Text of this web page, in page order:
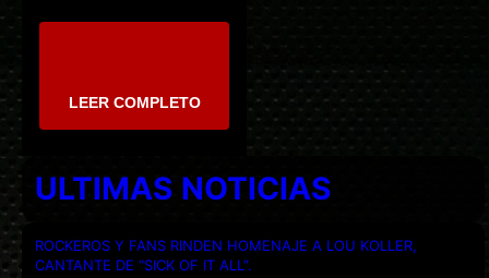
LEER COMPLETO
ULTIMAS NOTICIAS
ROCKEROS Y FANS RINDEN HOMENAJE A LOU KOLLER,
CANTANTE DE “SICK OF IT ALL”.